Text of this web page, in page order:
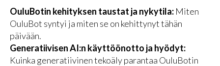
OuluBotin kehityksen taustat ja nykytila: Miten
OuluBot syntyi ja miten se on kehittynyt tähän
päivään.
Generatiivisen AI:n käyttöönotto ja hyödyt:
Kuinka generatiivinen tekoäly parantaa OuluBotin